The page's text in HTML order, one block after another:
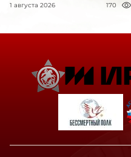
1 августа 2026 170